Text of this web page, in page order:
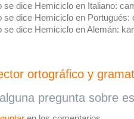
se dice Hemiciclo en Italiano:
se dice Hemiciclo en Portugués:
se dice Hemiciclo en Alemán:
ortográfico y
pregunta sobre